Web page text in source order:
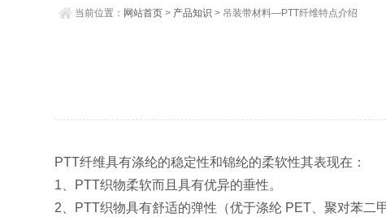
当前位置： 网站首页 > 产品知识 > 吊装带材料—PTT纤维特点介绍
PTT纤维具有涤纶的稳定性和锦纶的柔软性其表现在：
1、PTT织物柔软而且具有优异的垂性。
2、PTT织物具有舒适的弹性（优于涤纶 PET、聚对苯二